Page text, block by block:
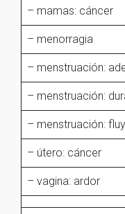
– mamas: cáncer
– menorragia
– menstruación:
– menstruación:
– menstruación:
– útero: cáncer
– vagina: ardor